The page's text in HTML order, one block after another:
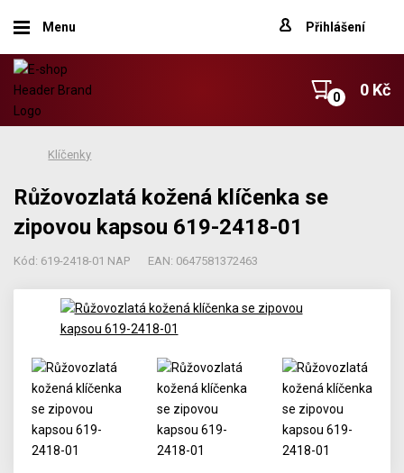
Menu Přihlášení
0 Kč
Klíčenky
Růžovozlatá kožená klíčenka se
zipovou kapsou 619-2418-01
Kód: 619-2418-01 NAP EAN: 0647581372463